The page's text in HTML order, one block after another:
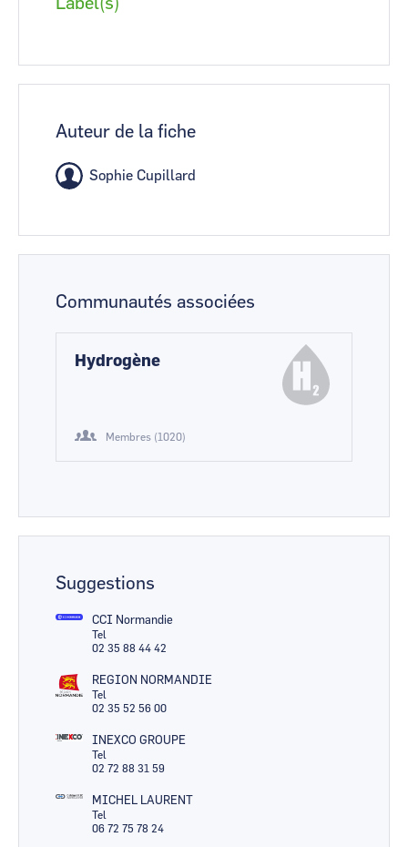
Label(s)
Auteur de la fiche
Sophie Cupillard
Communautés associées
Hydrogène
Membres (1020)
Suggestions
CCI Normandie
Tel
02 35 88 44 42
REGION NORMANDIE
Tel
02 35 52 56 00
INEXCO GROUPE
Tel
02 72 88 31 59
MICHEL LAURENT
Tel
06 72 75 78 24